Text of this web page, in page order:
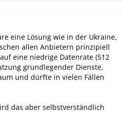
eine Lösung wie in der Ukraine,
allen Anbietern prinzipiell
eine niedrige Datenrate (512
grundlegender Dienste,
und dürfte in vielen Fällen
das aber selbstverständlich